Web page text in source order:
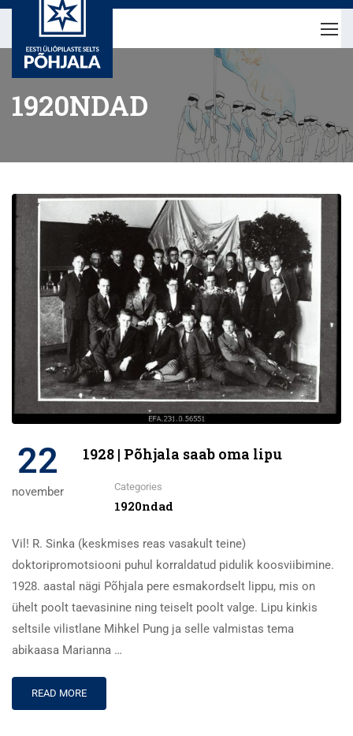
1920NDAD
22
november
1928 | Põhjala saab oma lipu
Categories
1920ndad
Vil! R. Sinka (keskmises reas vasakult teine)
doktoripromotsiooni puhul korraldatud pidulik koosviibimine.
1928. aastal nägi Põhjala pere esmakordselt lippu, mis on
ühelt poolt taevasinine ning teiselt poolt valge. Lipu kinkis
seltsile vilistlane Mihkel Pung ja selle valmistas tema
abikaasa Marianna …
READ MORE